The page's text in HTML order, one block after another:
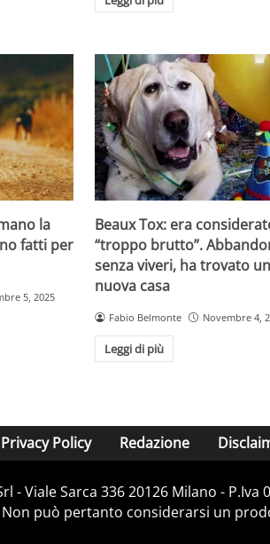
la
fatti per
5, 2025
Beaux Tox: era
“troppo brutto”.
senza viveri, ha trovato
nuova casa
Fabio Belmonte Novembre 4,
Leggi di più
Privacy Policy Redazione
Viale Sarca 336 20126 Milano -
può pertanto considerarsi un